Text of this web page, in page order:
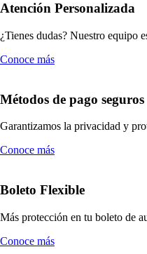
Atención Personalizada
¿Tienes dudas? Nuestro equipo
Conoce más
Métodos de pago seguros
Garantizamos la privacidad y
Conoce más
Boleto Flexible
Más protección en tu boleto de
Conoce más